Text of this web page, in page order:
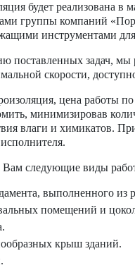
будет реализована
группы компаний
инструментами
поставленных задач, мы
скорости,
цена работы по
минимизировав
влаги и химикатов.
следующие виды
выполненного из
помещений и
крыш зданий.